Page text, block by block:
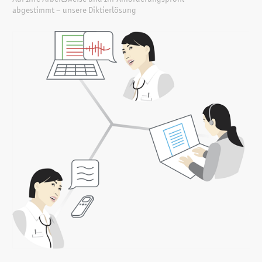
Ihre Berichte in Ihr digitales Diktiergerät oder
Smartphone und schicken diese in die Praxis. Ihr Bericht
wird durch die Spracherkennungslösung in Text umgesetzt
und von der MPA fertiggestellt, während Sie auf dem Weg
in die Praxis sind. So wird eine zeitnahe Dokumentation
Würden Sie manchmal gern von Zuhause noch kurz
wichtige Korrespondenz oder etwas in einer Patienten­akte
erledigen? Nichts einfacher als das – verbinden Sie sich via
Remote Desktop in Ihre Praxis und diktieren mit
Spracherkennung Ihre Texte. Das System schreibt was Sie
sagen direkt in Word, Mail oder in die Patientenakte.
Work-Life Balance
abgestimmt – unsere Diktierlösung